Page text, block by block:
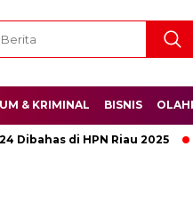
& KRIMINAL BISNIS
di HPN Riau 2025